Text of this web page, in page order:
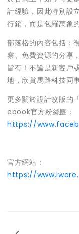
計經驗，因此特別設
行銷，而是包羅萬象
部落格的內容包括：
察、免費資源的分享
皆有！不論是新客戶
地，欣賞馬路科技同
更多關於設計改版的
ebook官方粉絲團：
https://
官方網站：
https://